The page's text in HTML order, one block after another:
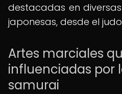
destacadas en
japonesas, desde el
Artes marciales
influenciadas por
samurai